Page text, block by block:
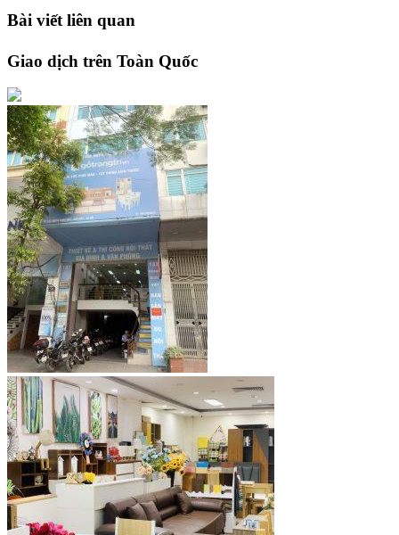
Bài viết liên quan
Giao dịch trên Toàn Quốc